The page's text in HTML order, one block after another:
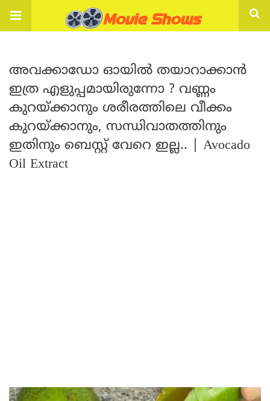
അവക്കാഡോ ഓയിൽ തയാറാക്കാൻ
ഇത്ര എളുപ്പമായിരുന്നോ ? വണ്ണം
കുറയ്ക്കാനും ശരീരത്തിലെ വീക്കം
കുറയ്ക്കാനും, സന്ധിവാതത്തിനും
ഇതിനും ബെസ്റ്റ് വേറെ ഇല്ല.. | Avocado
Oil Extract